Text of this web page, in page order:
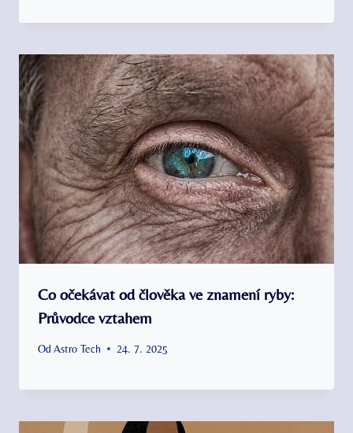
Co očekávat od člověka ve znamení ryby:
Průvodce vztahem
Od Astro Tech 24. 7. 2025